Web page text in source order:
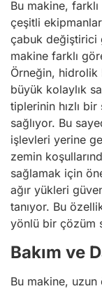
Bu makine,
çeşitli
çabuk değiştirici
makine farklı
Örneğin, hidrolik
büyük kolaylık
tiplerinin hızlı bir
sağlıyor. Bu
işlevleri yerine
zemin
sağlamak için
ağır yükleri
tanıyor. Bu
yönlü bir çözüm
Bakım ve
Bu makine, uzun